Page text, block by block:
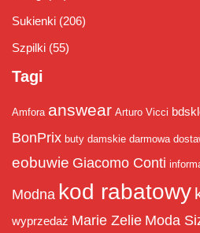
Sukienki (206)
Szpilki (55)
Tagi
Amfora answear Arturo Vicci
BonPrix buty damskie darmowa
eobuwie Giacomo Conti
Modna kod rabatowy
wyprzedaż Marie Zelie Moda